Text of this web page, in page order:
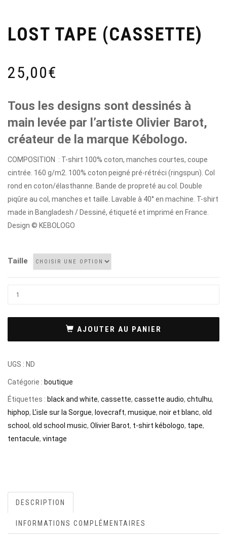
LOST TAPE (CASSETTE)
25,00€
Tous les designs sont dessinés à
main levée par l’artiste Olivier Barot,
créateur de la marque Kébologo.
COMPOSITION : T-shirt 100% coton, manches courtes, coupe
cintrée. 160 g/m2. 100% coton peigné pré-rétréci (ringspun). Col
rond en coton/élasthanne. Bande de propreté au col. Double
piqûre au col, manches et taille. Lavable à 40° en machine. T-shirt
made in Bangladesh / Dessiné, étiqueté et imprimé en France.
Design © KEBOLOGO
Taille
AJOUTER AU PANIER
UGS : ND
Catégorie : boutique
Étiquettes : black and white, cassette, cassette audio, chtulhu,
hiphop, L'isle sur la Sorgue, lovecraft, musique, noir et blanc, old
school , old school music, Olivier Barot, t-shirt kébologo, tape,
tentacule, vintage
DESCRIPTION
INFORMATIONS COMPLÉMENTAIRES